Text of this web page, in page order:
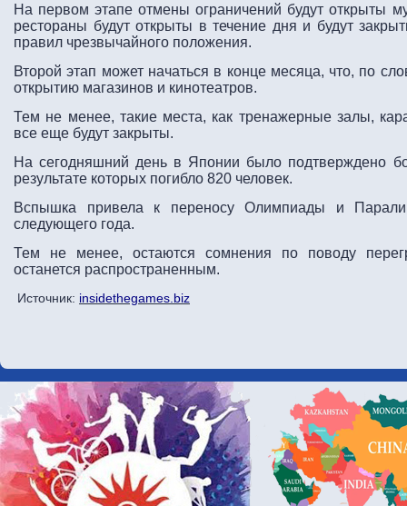
На первом этапе отмены ограничений будут открыты
рестораны будут открыты в течение дня и будут
правил чрезвычайного положения.
Второй этап может начаться в конце месяца, что, по
открытию магазинов и кинотеатров.
Тем не менее, такие места, как тренажерные залы,
все еще будут закрыты.
На сегодняшний день в Японии было подтверждено
результате которых погибло 820 человек.
Вспышка привела к переносу Олимпиады и
следующего года.
Тем не менее, остаются сомнения по поводу
останется распространенным.
Источник: insidethegames.biz